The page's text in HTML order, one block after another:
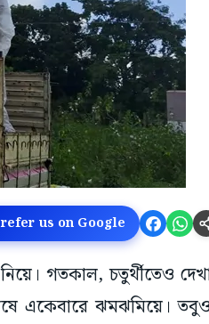
us on Google
গতকাল, চতুর্থীতেও
একেবারে ঝমঝমিয়ে। তবুও